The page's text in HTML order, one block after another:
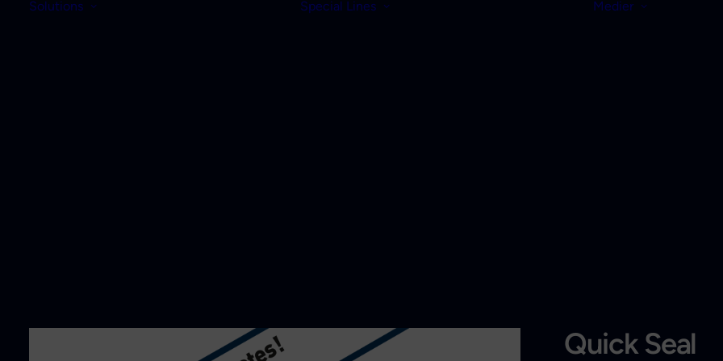
Solutions Special Lines Medier
Quick Seal